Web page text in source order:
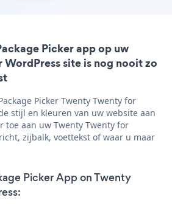
Picker app op uw
site is nog nooit zo
Picker Twenty Twenty for
stijl en kleuren van uw website aan
toe aan uw Twenty Twenty for
zijbalk, voettekst of waar u maar
Picker App on Twenty